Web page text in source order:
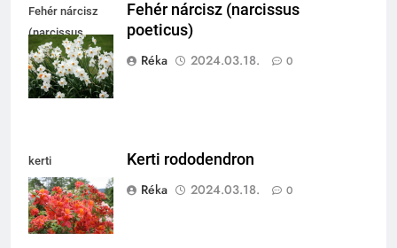
Fehér nárcisz
(narcissus
poeticus)
Fehér nárcisz (narcissus
poeticus)
Réka
2024.03.18. 0
kerti
rododendron
Kerti rododendron
Réka
2024.03.18. 0